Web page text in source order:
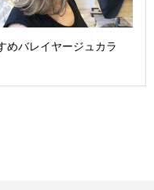
めバレイヤージュカラ